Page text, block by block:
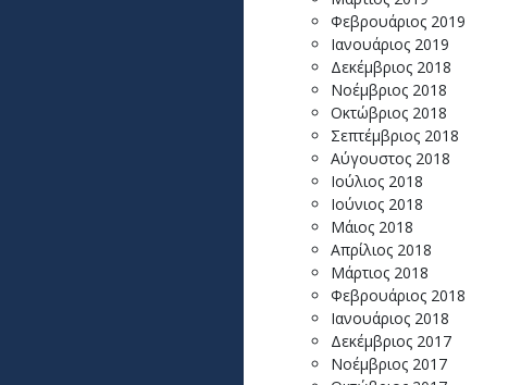
Φεβρουάριος 2019
Ιανουάριος 2019
Δεκέμβριος 2018
Νοέμβριος 2018
Οκτώβριος 2018
Σεπτέμβριος 2018
Αύγουστος 2018
Ιούλιος 2018
Ιούνιος 2018
Μάιος 2018
Απρίλιος 2018
Μάρτιος 2018
Φεβρουάριος 2018
Ιανουάριος 2018
Δεκέμβριος 2017
Νοέμβριος 2017